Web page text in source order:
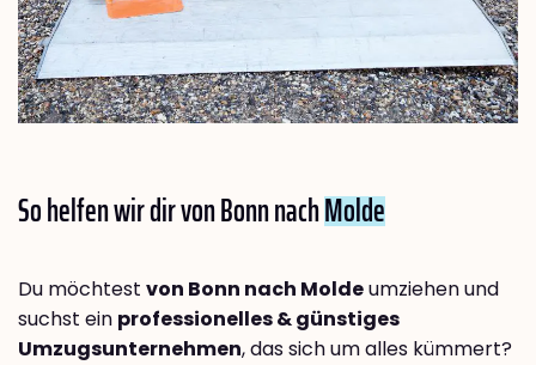
So helfen wir dir von Bonn nachMolde
Du möchtest von Bonn nach Moldeumziehen und
suchst ein professionelles & günstiges
Umzugsunternehmen, das sich um alles kümmert?